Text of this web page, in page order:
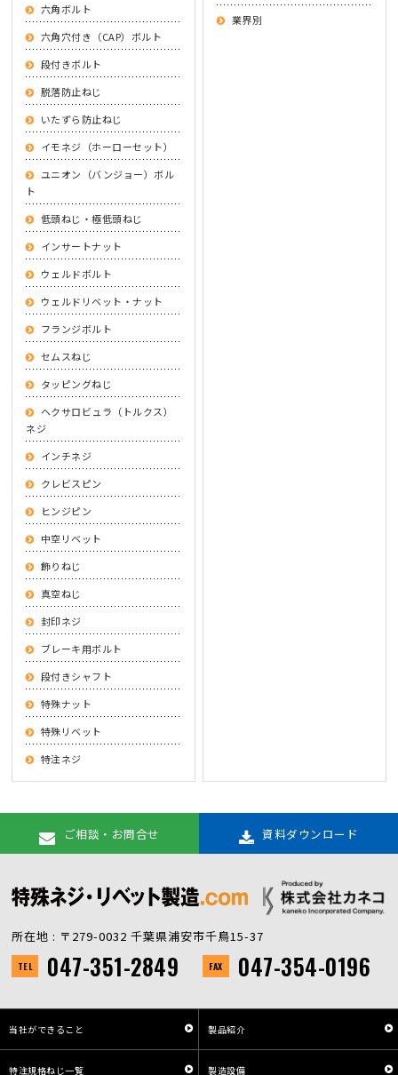
六角ボルト
六角穴付き（CAP）ボルト
段付きボルト
脱落防止ねじ
いたずら防止ねじ
イモネジ（ホーローセット）
ユニオン（バンジョー）ボル
ト
低頭ねじ・極低頭ねじ
インサートナット
ウェルドボルト
ウェルドリベット・ナット
フランジボルト
セムスねじ
タッピングねじ
ヘクサロビュラ（トルクス）
ネジ
インチネジ
クレビスピン
ヒンジピン
中空リベット
飾りねじ
真空ねじ
封印ネジ
ブレーキ用ボルト
段付きシャフト
特殊ナット
特殊リベット
特注ネジ
業界別
ご相談・お問合せ 資料ダウンロード
所在地 : 〒279-0032 千葉県浦安市千鳥15-37
TEL 047-351-2849 FAX 047-354-0196
当社ができること 製品紹介
特注規格ねじ一覧 製造設備